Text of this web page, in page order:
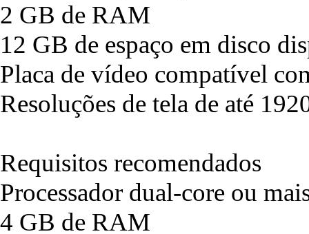
2 GB de RAM
12 GB de espaço em disco
Placa de vídeo compatível
Resoluções de tela de até
Requisitos recomendados
Processador dual-core ou
4 GB de RAM